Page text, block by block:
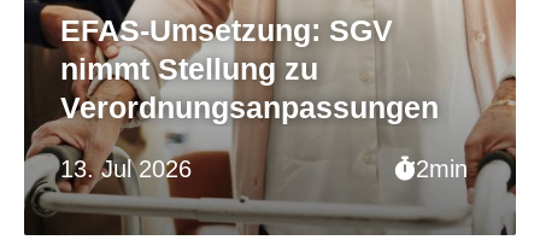
13. Jul 2026 2min
EFAS-Umsetzung: SGV
nimmt Stellung zu
Verordnungsanpassungen